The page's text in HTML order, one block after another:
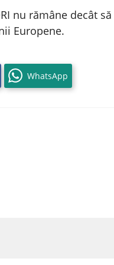
nu rămâne decât
Europene.
WhatsApp